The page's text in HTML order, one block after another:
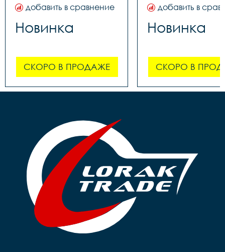
добавить в сравнение
Новинка
СКОРО В ПРОДАЖЕ
добавить в
Новинка
СКОРО В